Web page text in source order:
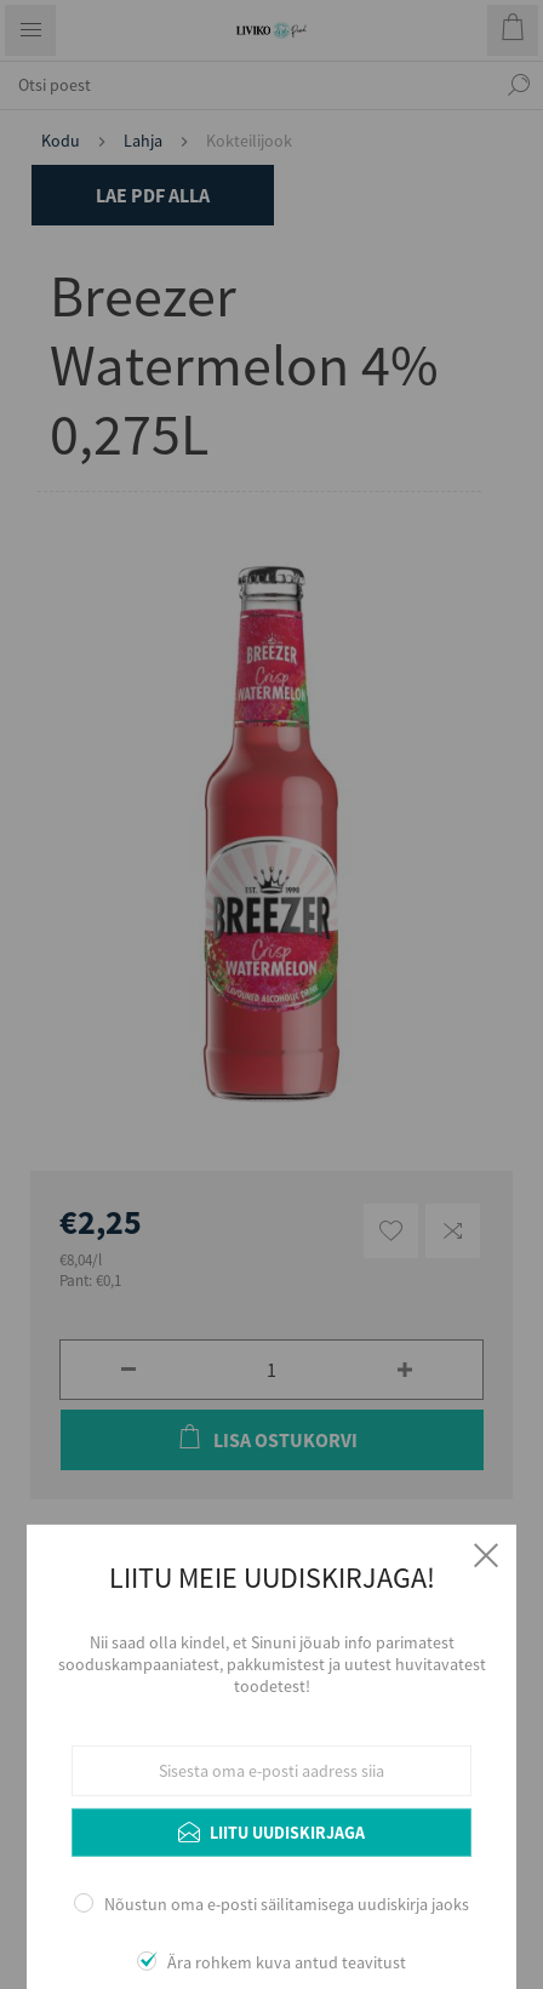
Kodu Lahja Kokteilijook
LAE PDF ALLA
Breezer
Watermelon 4%
0,275L
€2,25
€8,04/l
Pant: €0,1
LISA OSTUKORVI
Bacardi Breezer Watermelon on värskendav segu Bacardi
rummist, arbuusimahlast ja karboniseeritud veest.
N.V.KONINGS
Belgia
Alkoholi sisaldus
Kogus kastis
LIITU MEIE UUDISKIRJAGA!
Nii saad olla kindel, et Sinuni jõuab info parimatest
sooduskampaaniatest, pakkumistest ja uutest huvitavatest
toodetest!
LIITU UUDISKIRJAGA
Nõustun oma e-posti säilitamisega uudiskirja jaoks
Ära rohkem kuva antud teavitust